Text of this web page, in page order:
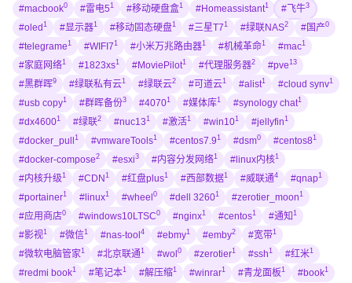
#macbook0 #雷电5 1 #移动硬盘盒1 #Homeassistant1 #飞牛3
#oled 1 #显示器1 #移动固态硬盘1 #三星T7 1 #绿联NAS2 #国产0
#telegrame 1 #WIFI7 1 #小米万兆路由器1 #机械革命1 #mac1
#家庭网络1 #1823xs1 #MoviePilot1 #代理服务器2 #pve 13
#黑群晖9 #绿联私有云1 #绿联云2 #可道云1 #alist1 #cloud synv1
#usb copy1 #群晖备份3 #40701 #媒体库1 #synology chat1
#dx46001 #绿联2 #nuc13 1 #激活1 #win101 #jellyfin 1
#docker_pull 1 #vmwareTools1 #centos7.9 1 #dsm0 #centos81
#docker-compose2 #esxi3 #内容分发网络1 #linux内核1
#内核升级 1 #CDN 1 #红盘plus1 #西部数据1 #威联通4 #qnap1
#portainer1 #linux1 #wheel 0 #dell 32601 #zerotier_moon 1
#应用商店0 #windows10LTSC0 #nginx1 #centos1 #通知 1
#影视1 #微信1 #nas-tool 4 #ebmy1 #emby2 #宽带 1
#微软电脑管家1 #北京联通1 #wol 0 #zerotier1 #ssh 1 #红米1
#redmi book1 #笔记本1 #解压缩1 #winrar1 #青龙面板 1 #book1